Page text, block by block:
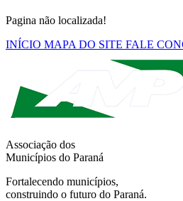
Pagina não localizada!
INÍCIO MAPA DO SITE FALE
Associação dos
Municípios do Paraná
Fortalecendo municípios,
construindo o futuro do Paraná.